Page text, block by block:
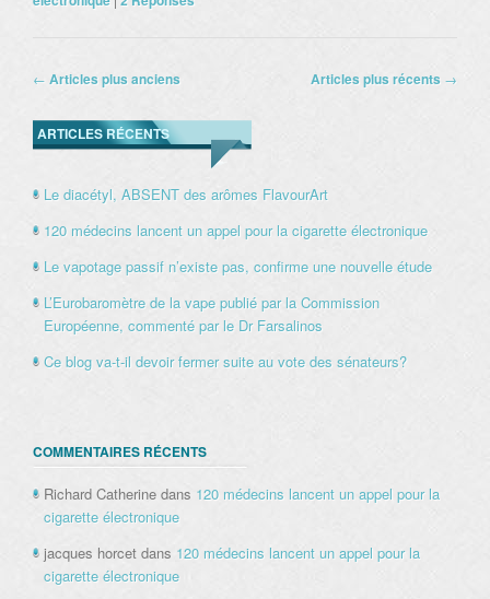
Navigation des articles
← Articles plus anciens Articles plus récents →
ARTICLES RÉCENTS
Le diacétyl, ABSENT des arômes FlavourArt
120 médecins lancent un appel pour la cigarette électronique
Le vapotage passif n’existe pas, confirme une nouvelle étude
L’Eurobaromètre de la vape publié par la Commission
Européenne, commenté par le Dr Farsalinos
Ce blog va-t-il devoir fermer suite au vote des sénateurs?
COMMENTAIRES RÉCENTS
Richard Catherine dans 120 médecins lancent un appel pour la
cigarette électronique
jacques horcet dans 120 médecins lancent un appel pour la
cigarette électronique